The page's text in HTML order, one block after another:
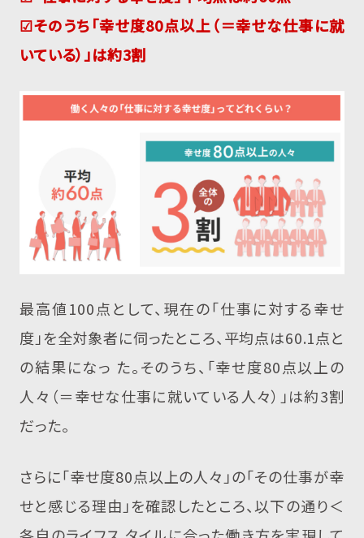
☑そのうち「幸せ度80点以上（＝幸せな仕事に就
いている）」は約3割
最高値100点として、現在の「仕事に対する幸せ
度」を全対象者に伺ったところ、平均点は60.1点と
の結果になっ た。そのうち、「幸せ度80点以上の
人々（＝幸せな仕事に就いている人々）」は約3割
だった。
さらに「幸せ度80点以上の人々」の「その仕事が幸
せと感じる理由」を確認したところ、以下の通り＜